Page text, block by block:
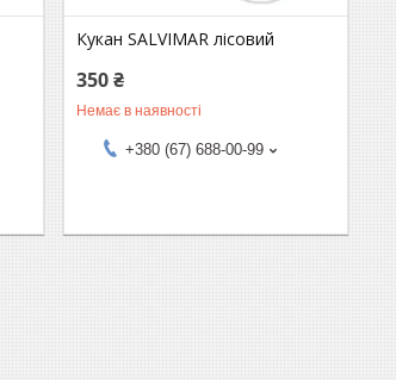
Кукан SALVIMAR лісовий
350 ₴
Немає в наявності
+380 (67) 688-00-99